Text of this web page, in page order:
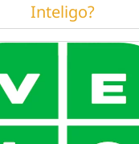
Inteligo?